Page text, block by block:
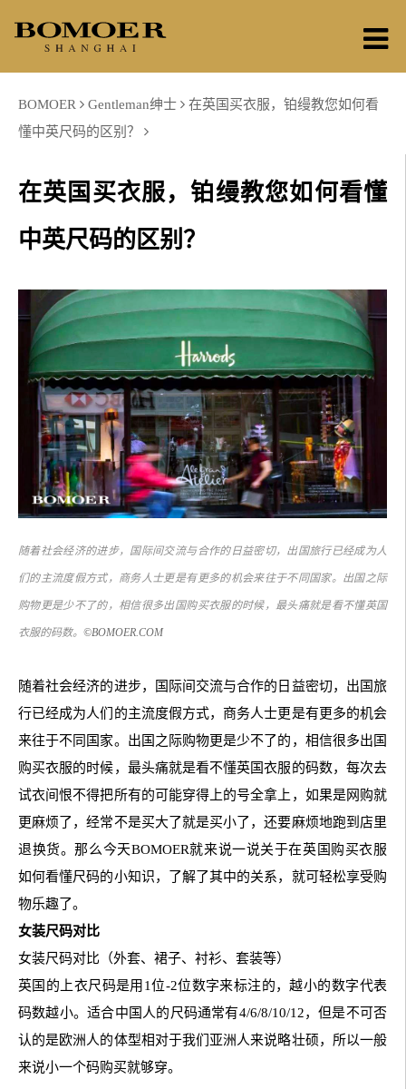
BOMOER Gentleman绅士
在英国买衣服，铂缦教您如何看
懂中英尺码的区别？
在英国买衣服，铂缦教您如何看懂
中英尺码的区别？
随着社会经济的进步，国际间交流与合作的日益密切，出国旅行已经成为人
们的主流度假方式，商务人士更是有更多的机会来往于不同国家。出国之际
购物更是少不了的，相信很多出国购买衣服的时候，最头痛就是看不懂英国
衣服的码数。 ©BOMOER.COM
随着社会经济的进步，国际间交流与合作的日益密切，出国旅
行已经成为人们的主流度假方式，商务人士更是有更多的机会
来往于不同国家。出国之际购物更是少不了的，相信很多出国
购买衣服的时候，最头痛就是看不懂英国衣服的码数，每次去
试衣间恨不得把所有的可能穿得上的号全拿上，如果是网购就
更麻烦了，经常不是买大了就是买小了，还要麻烦地跑到店里
退换货。那么今天BOMOER就来说一说关于在英国购买衣服
如何看懂尺码的小知识，了解了其中的关系，就可轻松享受购
物乐趣了。
女装尺码对比
女装尺码对比（外套、裙子、衬衫、套装等）
英国的上衣尺码是用1位-2位数字来标注的，越小的数字代表
码数越小。适合中国人的尺码通常有4/6/8/10/12，但是不可否
认的是欧洲人的体型相对于我们亚洲人来说略壮硕，所以一般
来说小一个码购买就够穿。